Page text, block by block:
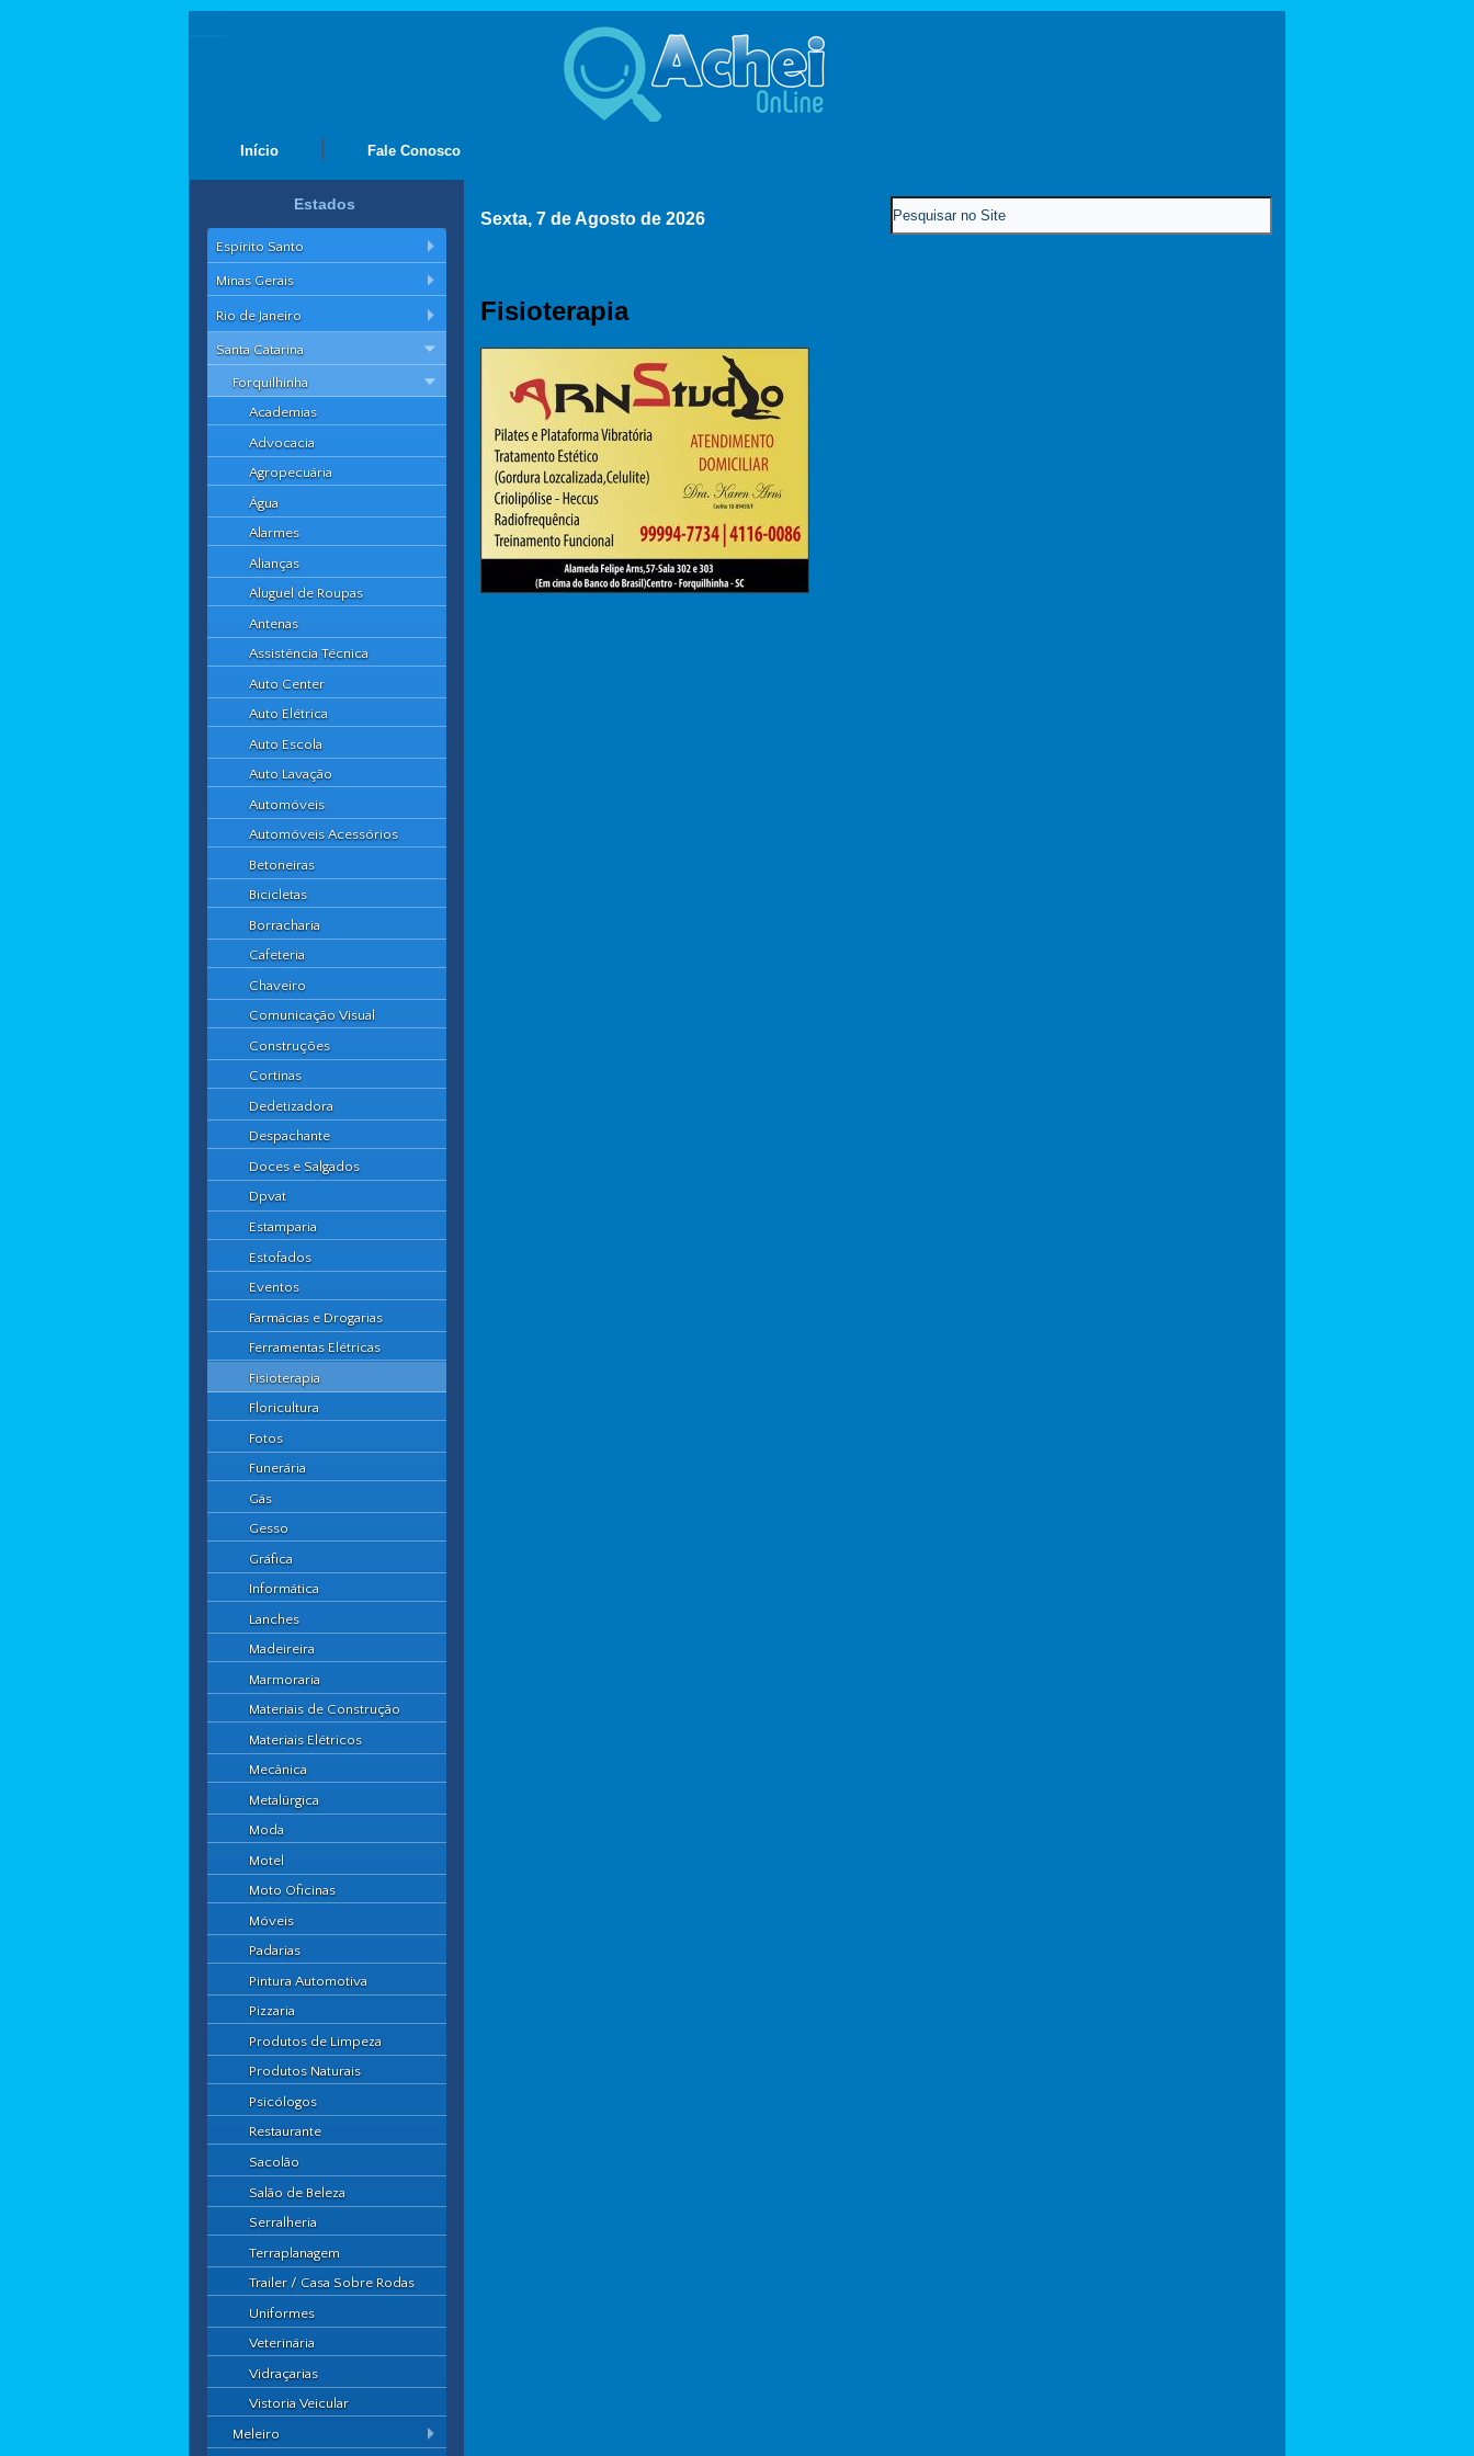
Início Fale Conosco
Estados
Espírito Santo
Minas Gerais
Rio de Janeiro
Santa Catarina
Forquilhinha
Academias
Advocacia
Agropecuária
Água
Alarmes
Alianças
Aluguel de Roupas
Antenas
Assistência Técnica
Auto Center
Auto Elétrica
Auto Escola
Auto Lavação
Automóveis
Automóveis Acessórios
Betoneiras
Bicicletas
Borracharia
Cafeteria
Chaveiro
Comunicação Visual
Construções
Cortinas
Dedetizadora
Despachante
Doces e Salgados
Dpvat
Estamparia
Estofados
Eventos
Farmácias e Drogarias
Ferramentas Elétricas
Fisioterapia
Floricultura
Fotos
Funerária
Gás
Gesso
Gráfica
Informática
Lanches
Madeireira
Marmoraria
Materiais de Construção
Materiais Elétricos
Mecânica
Metalúrgica
Moda
Motel
Moto Oficinas
Móveis
Padarias
Pintura Automotiva
Pizzaria
Produtos de Limpeza
Produtos Naturais
Psicólogos
Restaurante
Sacolão
Salão de Beleza
Serralheria
Terraplanagem
Trailer / Casa Sobre Rodas
Uniformes
Veterinária
Vidraçarias
Vistoria Veicular
Meleiro
Sexta, 7 de Agosto de 2026
Fisioterapia